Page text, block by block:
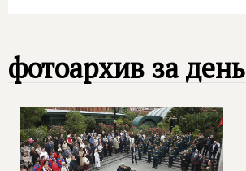
фотоархив за день